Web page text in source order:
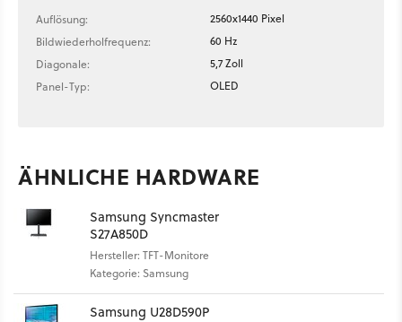
Auflösung:
2560x1440 Pixel
Bildwiederholfrequenz:
60 Hz
Diagonale:
5,7 Zoll
Panel-Typ:
OLED
ÄHNLICHE HARDWARE
Samsung Syncmaster
S27A850D
Hersteller: TFT-Monitore
Kategorie: Samsung
Samsung U28D590P